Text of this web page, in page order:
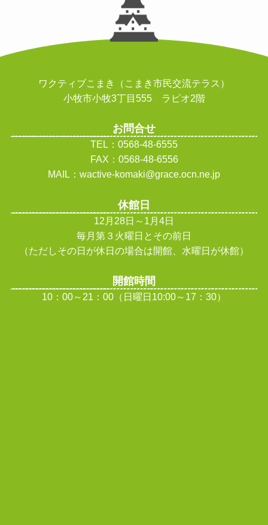
ワクティブこまき（こまき市民交流テラス）
小牧市小牧3丁目555 ラピオ2階
お問合せ
TEL：0568-48-6555
FAX：0568-48-6556
MAIL：wactive-komaki@grace.ocn.ne.jp
休館日
12月28日～1月4日
毎月第３火曜日とその前日
（ただしその日が休日の場合は開館、水曜日が休館）
開館時間
10：00～21：00（日曜日10:00～17：30）